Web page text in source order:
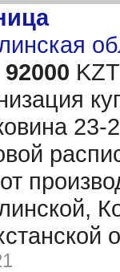
92000
23-